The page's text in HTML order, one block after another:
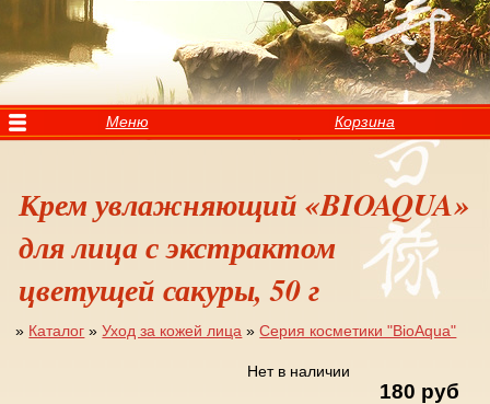
Меню Корзина
Крем увлажняющий «BIOAQUA»
для лица с экстрактом
цветущей сакуры, 50 г
» Каталог »Уход за кожей лица »Серия косметики "BioAqua"
Нет в наличии
180 руб